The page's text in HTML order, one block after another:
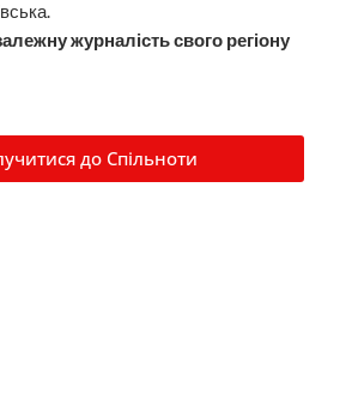
журналість свого регіону
до Спільноти